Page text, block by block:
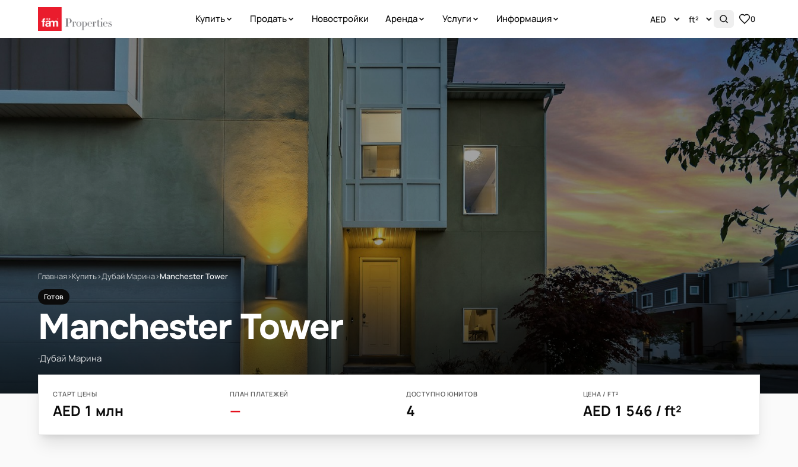
Купить Продать Новостройки Аренда Услуги Информация 0
Главная›Купить›Дубай Марина›Manchester Tower
Готов
Manchester Tower
·Дубай Марина
СТАРТ ЦЕНЫ
AED 1 млн
ПЛАН ПЛАТЕЖЕЙ
—
ДОСТУПНО ЮНИТОВ
4
ЦЕНА / FT²
AED 1 546 / ft²